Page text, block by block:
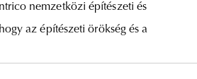
nemzetközi építészeti és
az építészeti örökség és a